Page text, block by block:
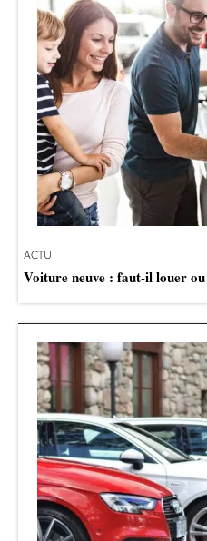
ACTU
Voiture neuve : faut-il louer